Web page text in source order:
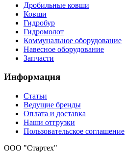
Дробильные ковши
Ковши
Гидробур
Гидромолот
Коммунальное оборудование
Навесное оборудование
Запчасти
Информация
Статьи
Ведущие бренды
Оплата и доставка
Наши отгрузки
Пользовательское соглашение
OOO "Стартех"